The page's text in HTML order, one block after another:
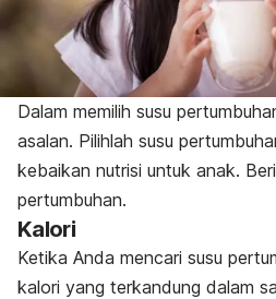
Dalam memilih susu
asalan. Pilihlah susu
kebaikan nutrisi untuk anak.
pertumbuhan.
Kalori
Ketika Anda mencari susu
kalori yang terkandung dalam